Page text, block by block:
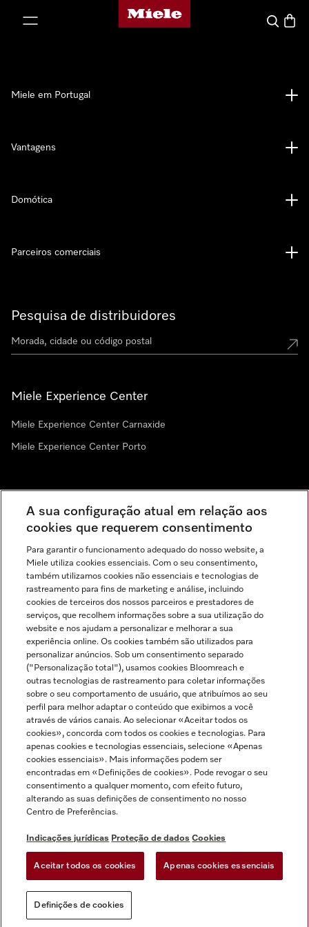
Página principal da Miele
Pesquisa
Pesquisa de distribuidores
Miele Experience Center
Miele Experience Center Carnaxide
Miele Experience Center Porto
Miele em Portugal
Vantagens
Domótica
Parceiros comerciais
Indicações jurídicas
Condições gerais
Proteção de dados
Condições de utilização
Canal de Ética
Formulário de livre resolução
Miele no Instagram
Miele no Facebook
Miele no Youtube
A sua configuração atual em relação aos
cookies que requerem consentimento
Para garantir o funcionamento adequado do nosso website, a
Miele utiliza cookies essenciais. Com o seu consentimento,
também utilizamos cookies não essenciais e tecnologias de
rastreamento para fins de marketing e análise, incluindo
cookies de terceiros dos nossos parceiros e prestadores de
serviços, que recolhem informações sobre a sua utilização do
website e nos ajudam a personalizar e melhorar a sua
experiência online. Os cookies também são utilizados para
personalizar anúncios. Sob um consentimento separado
("Personalização total"), usamos cookies Bloomreach e
outras tecnologias de rastreamento para coletar informações
sobre o seu comportamento de usuário, que atribuímos ao seu
perfil para melhor adaptar o conteúdo que exibimos a você
através de vários canais. Ao selecionar «Aceitar todos os
cookies», concorda com todos os cookies e tecnologias. Para
apenas cookies e tecnologias essenciais, selecione «Apenas
cookies essenciais». Mais informações podem ser
encontradas em «Definições de cookies». Pode revogar o seu
consentimento a qualquer momento, com efeito futuro,
alterando as suas definições de consentimento no nosso
Centro de Preferências.
Indicações jurídicas Proteção de dados Cookies
Aceitar todos os cookies Apenas cookies essenciais
Definições de cookies